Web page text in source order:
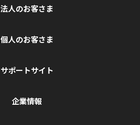
法人のお客さま
個人のお客さま
サポートサイト
企業情報